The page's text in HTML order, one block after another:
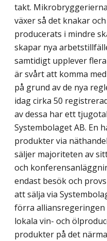
takt.
växer så det knakar
producerats i mindre
skapar nya
samtidigt upplever
är svårt att komma
på grund av de nya
idag cirka 50
av dessa har ett
Systembolaget AB. En
produkter via
säljer majoriteten av
och
endast besök och
att sälja via
förra
lokala vin- och
produkter på det